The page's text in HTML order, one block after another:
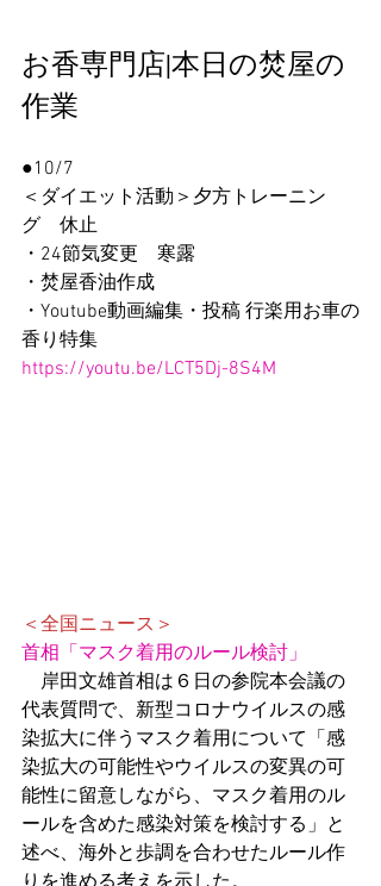
お香専門店|本日の焚屋の
作業
●10/7
＜ダイエット活動＞夕方トレーニン
グ　休止
・24節気変更　寒露
・焚屋香油作成
・Youtube動画編集・投稿 行楽用お車の
香り特集
https://youtu.be/LCT5Dj-8S4M
＜全国ニュース＞
首相「マスク着用のルール検討」
岸田文雄首相は６日の参院本会議の
代表質問で、新型コロナウイルスの感
染拡大に伴うマスク着用について「感
染拡大の可能性やウイルスの変異の可
能性に留意しながら、マスク着用のル
ールを含めた感染対策を検討する」と
述べ、海外と歩調を合わせたルール作